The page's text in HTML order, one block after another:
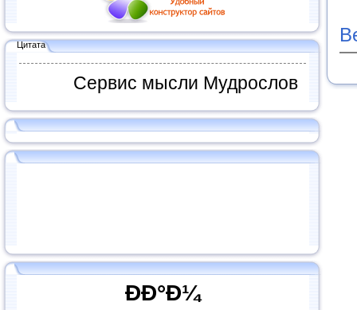
Цитата
Сервис мысли Мудрослов
ÐÐ°Ð¼